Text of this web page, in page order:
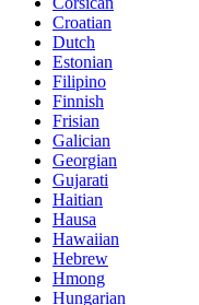
Croatian
Dutch
Estonian
Filipino
Finnish
Frisian
Galician
Georgian
Gujarati
Haitian
Hausa
Hawaiian
Hebrew
Hmong
Hungarian